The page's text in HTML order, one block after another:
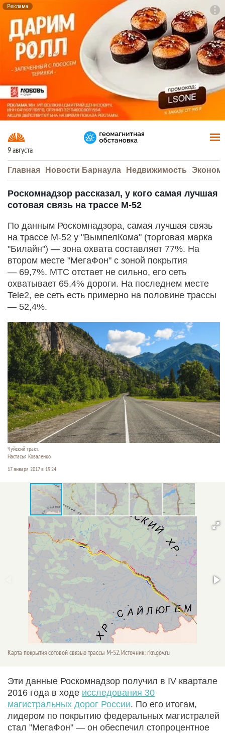
Реклама
9 августа
Главная Новости Барнаула Недвижимость
Роскомнадзор рассказал, у кого самая лучшая
сотовая связь на трассе М-52
По данным Роскомнадзора, самая лучшая связь
на трассе M-52 у "ВымпелКома" (торговая марка
"Билайн") — зона охвата составляет 77%. На
втором месте "МегаФон" с зоной покрытия
— 69,7%. МТС отстает не сильно, его сеть
охватывает 65,4% дороги. На последнем месте
Tele2, ее сеть есть примерно на половине трассы
— 52,4%.
Чуйский тракт.
Настасья Коваленко
17 января 2017 в 19:24
Карта покрытия сотовой связью трассы М-52. Источник: rkn.gov.ru
Эти данные Роскомнадзор получил в IV квартале
2016 года в ходе исследования 30
магистральных дорог России. По его итогам,
лидером по покрытию федеральных магистралей
стал "МегаФон" — он обеспечил стопроцентное